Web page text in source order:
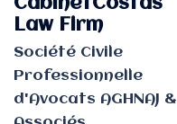
CabinetCostas
Law Firm
Société Civile
Professionnelle
d'Avocats AGHNAJ &